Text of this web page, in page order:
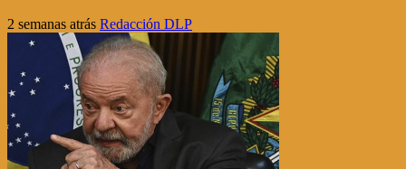
2 semanas atrás Redacción DLP